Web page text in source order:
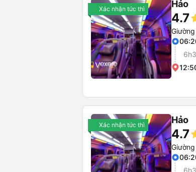
Xác nhận tức thì Hảo
4.7
Xác nhận tức thì Hảo
4.7